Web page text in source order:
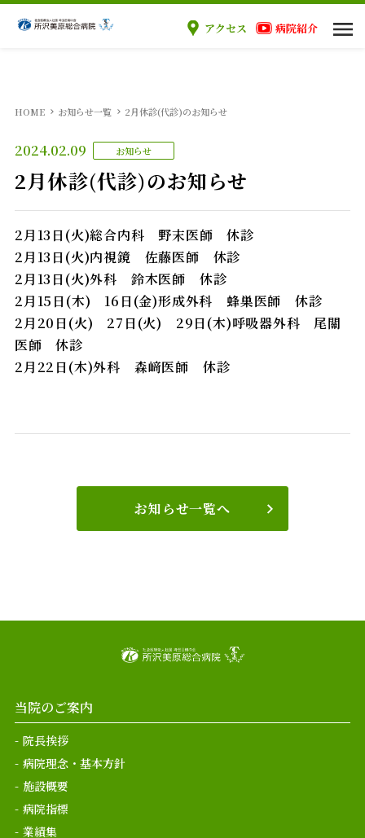
アクセス 病院紹介
ご来院の方へ
診療科
医療関係者の方へ
採用情報
外来案内
HOME お知らせ一覧 2月休診(代診)のお知らせ
2024.02.09 お知らせ
2月休診(代診)のお知らせ
2月13日(火)総合内科 野末医師 休診
2月13日(火)内視鏡 佐藤医師 休診
2月13日(火)外科 鈴木医師 休診
2月15日(木) 16日(金)形成外科 蜂巣医師 休診
2月20日(火) 27日(火) 29日(木)呼吸器外科 尾關
医師 休診
2月22日(木)外科 森﨑医師 休診
お知らせ一覧へ
当院のご案内
院長挨拶
病院理念・基本方針
施設概要
病院指標
業績集